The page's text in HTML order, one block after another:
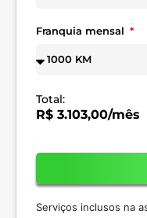
Franquia mensal
Total:
R$ 3.103,00/mês
Serviços inclusos na